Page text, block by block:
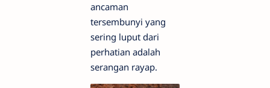
ancaman
tersembunyi yang
sering luput dari
perhatian adalah
serangan rayap.